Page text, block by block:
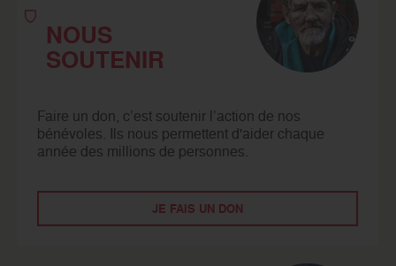
NOUS
SOUTENIR
Faire un don, c’est soutenir l’action de nos
bénévoles. Ils nous permettent d'aider chaque
année des millions de personnes.
JE FAIS UN DON